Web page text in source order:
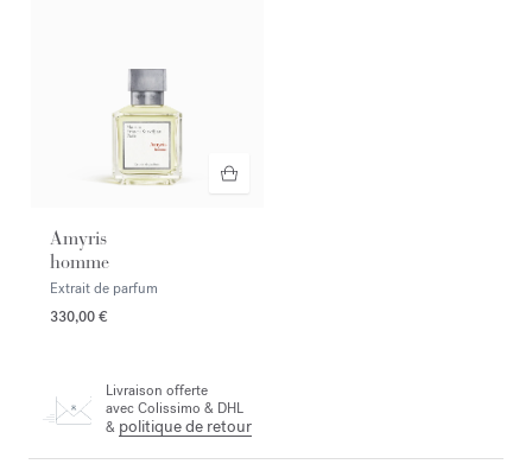
Amyris
homme
Extrait de parfum
330,00 €
Livraison offerte
avec Colissimo & DHL
& politique de retour